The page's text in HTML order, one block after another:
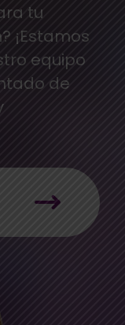
tu
¡Estamos
equipo
de